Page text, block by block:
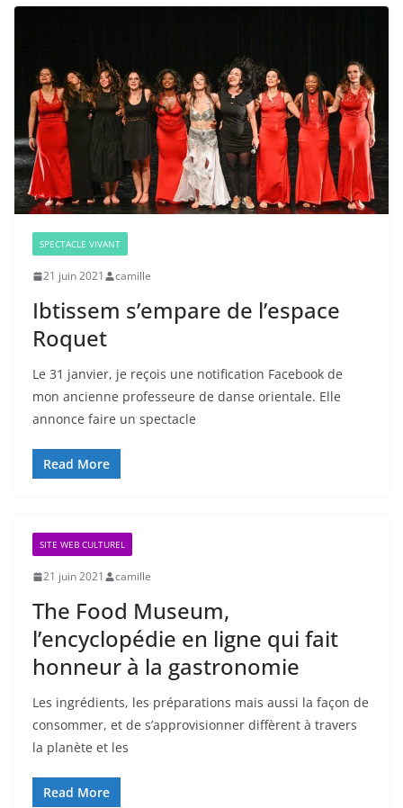
SPECTACLE VIVANT
21 juin 2021 camille
Ibtissem s’empare de l’espace
Roquet
Le 31 janvier, je reçois une notification Facebook de
mon ancienne professeure de danse orientale. Elle
annonce faire un spectacle
Read More
SITE WEB CULTUREL
21 juin 2021 camille
The Food Museum,
l’encyclopédie en ligne qui fait
honneur à la gastronomie
Les ingrédients, les préparations mais aussi la façon de
consommer, et de s’approvisionner diffèrent à travers
la planète et les
Read More